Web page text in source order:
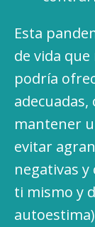
Esta
de vida
podría
mantener
evitar
negativas
ti mismo y